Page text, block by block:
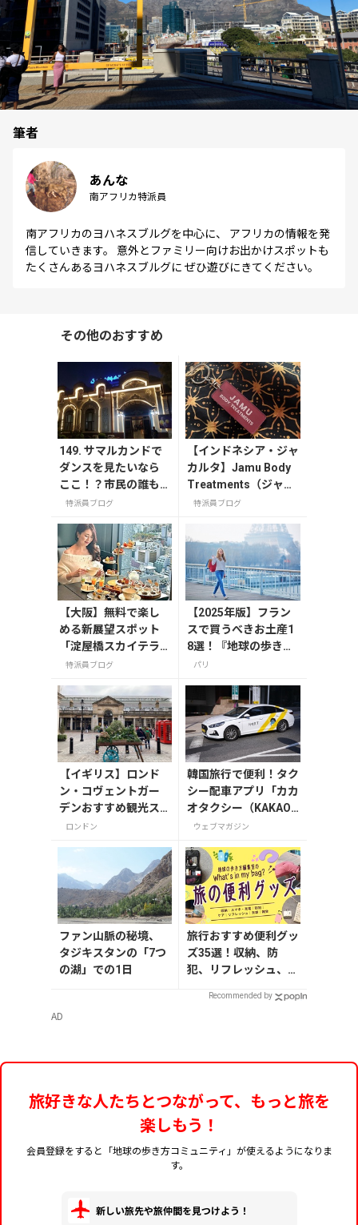
筆者
あんな
南アフリカ特派員
南アフリカのヨハネスブルグを中心に、 アフリカの情報を発
信していきます。 意外とファミリー向けお出かけスポットも
たくさんあるヨハネスブルグに ぜひ遊びにきてください。
その他のおすすめ
149. サマルカンドで
ダンスを見たいなら
ここ！？市民の誰も
が知るド派手レスト
レストラン
特派員ブログ
【インドネシア・ジャ
カルタ】Jamu Body
Treatments（ジャム
スパ）でクリームバス
特派員ブログ
【大阪】無料で楽し
める新展望スポット
「淀屋橋スカイテラ
ス」と30階アフタヌ
特派員ブログ
【2025年版】フラン
スで買うべきお土産1
8選！『地球の歩き
方』編集者おすすめの
介
パリ
【イギリス】ロンド
ン・コヴェントガー
デンおすすめ観光ス
ポット3つ！
ロンドン
韓国旅行で便利！タク
シー配車アプリ「カカ
オタクシー（KAKAO
T）」の登録・利用方
ウェブマガジン
ファン山脈の秘境、
タジキスタンの「7つ
の湖」での1日
旅行おすすめ便利グッ
ズ35選！収納、防
犯、リフレッシュ、ど
集者の旅の持ち物】
Recommended by
AD
旅好きな人たちとつながって、もっと旅を
楽しもう！
会員登録をすると「地球の歩き方コミュニティ」が使えるようになりま
す。
新しい旅先や旅仲間を見つけよう！